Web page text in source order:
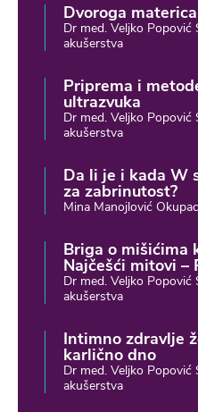
Dvoroga materica
Dr med. Veljko Popović
akušerstva
Priprema i
ultrazvuka
Dr med. Veljko Popović
akušerstva
Da li je i kada W
za zabrinutost?
Mina Manojlović
Briga o mišićima
Najčešći mitovi –
Dr med. Veljko Popović
akušerstva
Intimno zdravlje
karlično dno
Dr med. Veljko Popović
akušerstva